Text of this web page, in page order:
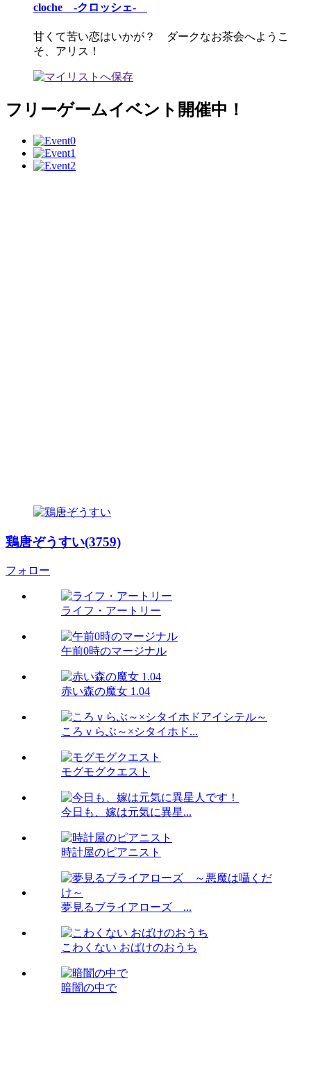
cloche -クロッシェ-
甘くて苦い恋はいかが？ ダークなお茶会へようこ
そ、アリス！
フリーゲームイベント開催中！
鶏唐ぞうすい(3759)
フォロー
ライフ・アートリー
午前0時のマージナル
赤い森の魔女 1.04
ころｖらぶ～×シタイホド...
モグモグクエスト
今日も、嫁は元気に異星...
時計屋のピアニスト
夢見るブライアローズ ...
こわくない おばけのおうち
暗闇の中で